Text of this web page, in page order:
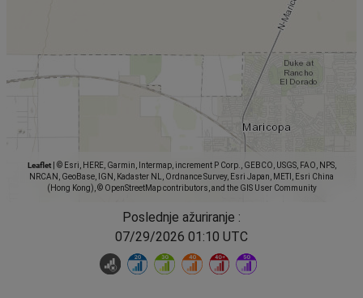
Leaflet
© Esri, HERE, Garmin, Intermap, increment P Corp., GEBCO, USGS, FAO, NPS,
NRCAN, GeoBase, IGN, Kadaster NL, Ordnance Survey, Esri Japan, METI, Esri China
(Hong Kong), © OpenStreetMap contributors, and the GIS User Community
Poslednje ažuriranje :
07/29/2026 01:10 UTC